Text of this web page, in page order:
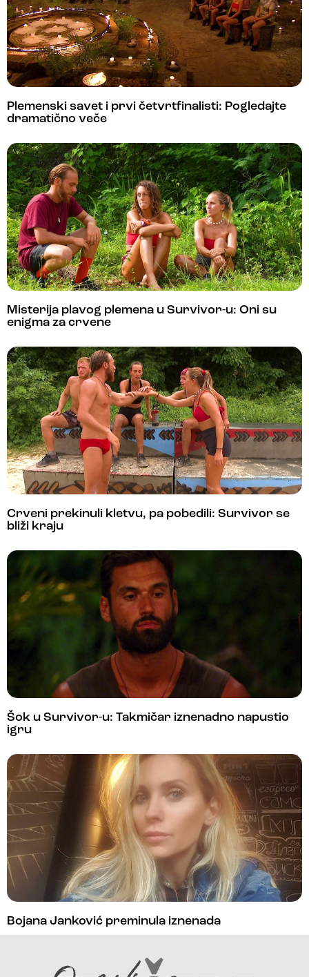
Plemenski savet i prvi četvrtfinalisti: Pogledajte
dramatično veče
Misterija plavog plemena u Survivor-u: Oni su
enigma za crvene
Crveni prekinuli kletvu, pa pobedili: Survivor se
bliži kraju
Šok u Survivor-u: Takmičar iznenadno napustio
igru
Bojana Janković preminula iznenada